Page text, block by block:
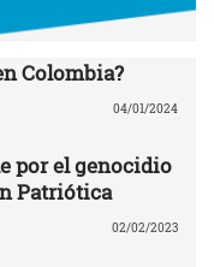
Colombia?
04/01/2024
por el genocidio
Patriótica
02/02/2023